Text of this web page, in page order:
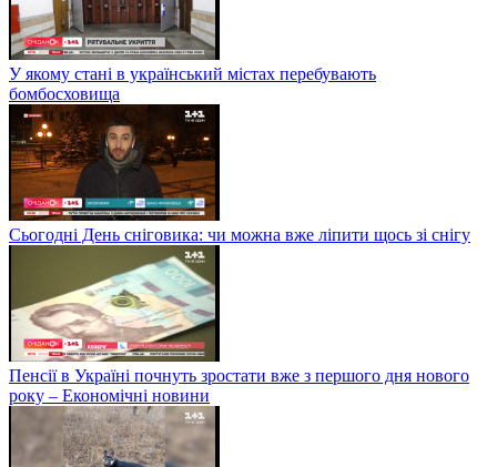
У якому стані в український містах перебувають
бомбосховища
Сьогодні День сніговика: чи можна вже ліпити щось зі снігу
Пенсії в Україні почнуть зростати вже з першого дня нового
року – Економічні новини